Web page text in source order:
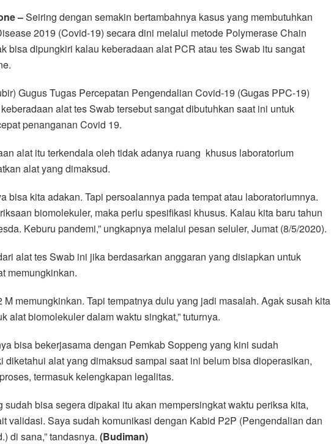
–Seiring dengan semakin bertambahnya kasus yang membutuhkan
2019 (Covid-19) secara dini melalui metode Polymerase Chain
bisa dipungkiri kalau keberadaan alat PCR atau tes Swab itu sangat
Gugus Tugas Percepatan Pengendalian Covid-19 (Gugas PPC-19)
alat tes Swab tersebut sangat dibutuhkan saat ini untuk
penanganan Covid 19.
alat itu terkendala oleh tidak adanya ruang khusus laboratorium
alat yang dimaksud.
bisa kita adakan. Tapi persoalannya pada tempat atau laboratoriumnya.
biomolekuler, maka perlu spesifikasi khusus. Kalau kita baru tahun
Keburu pandemi,” ungkapnya melalui pesan seluler, Jumat (8/5/2020).
alat tes Swab ini jika berdasarkan anggaran yang disiapkan untuk
memungkinkan.
M memungkinkan. Tapi tempatnya dulu yang jadi masalah. Agak susah kita
alat biomolekuler dalam waktu singkat,” tuturnya.
bisa bekerjasama dengan Pemkab Soppeng yang kini sudah
diketahui alat yang dimaksud sampai saat ini belum bisa dioperasikan,
termasuk kelengkapan legalitas.
sudah bisa segera dipakai itu akan mempersingkat waktu periksa kita,
validasi. Saya sudah komunikasi dengan Kabid P2P (Pengendalian dan
di sana,” tandasnya. (Budiman)